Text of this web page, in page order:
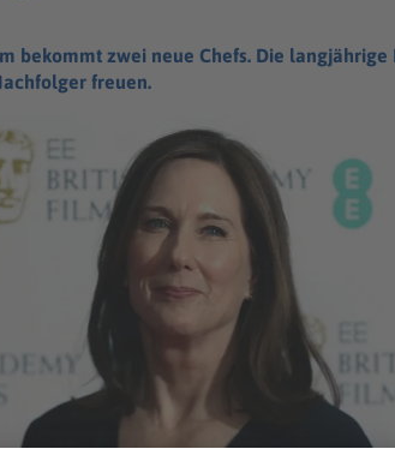
bekommt zwei neue Chefs. Die
freuen.